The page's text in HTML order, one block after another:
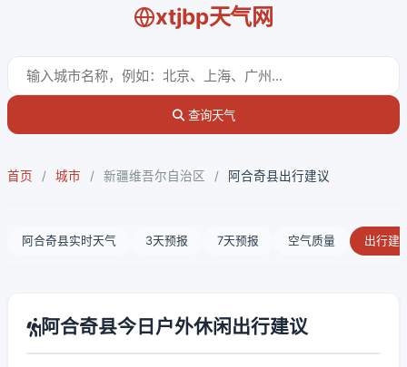
xtjbp天气网
查询天气
首页 / 城市 / 新疆维吾尔自治区 / 阿合奇县出行建议
阿合奇县实时天气 3天预报 7天预报 空气质量 出行建
阿合奇县今日户外休闲出行建议